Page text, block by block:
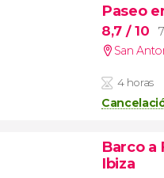
Paseo
8,7 / 10
San
4 horas
Barco a
Ibiza